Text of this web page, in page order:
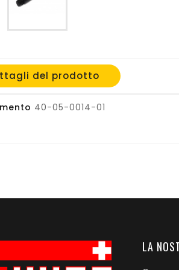
del prodotto
40-05-0014-01
LA